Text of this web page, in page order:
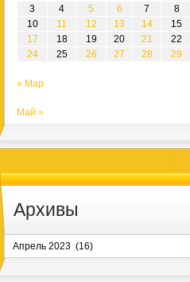
3
4 5 6 7 8
10
11 12 13 14 15
17
18 19 20 21 22
24
25 26 27 28 29
« Мар
Май »
Архивы
Архивы